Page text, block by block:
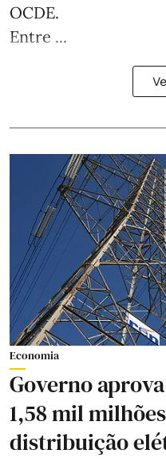
OCDE.
Entre ...
Economia
Governo
1,58 mil
distribuição